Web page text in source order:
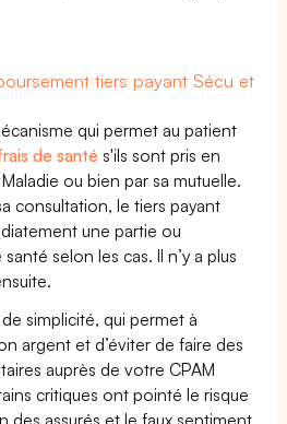
tiers payant Sécu et
qui permet au patient
de santé s'ils sont pris en
ou bien par sa mutuelle.
consultation, le tiers payant
une partie ou
selon les cas. Il n’y a plus
simplicité, qui permet à
argent et d’éviter de faire des
auprès de votre CPAM
critiques ont pointé le risque
des assurés et le faux sentiment